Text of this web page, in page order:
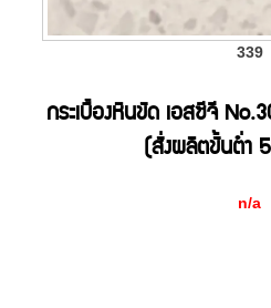
339
กระเบื้องหินขัด เอสซีจี
(สั่งผลิตขั้นต่ำ
n/a